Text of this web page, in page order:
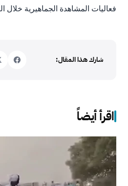
فعاليات المشاهدة الجماهيرية خلال
شارك هذا المقال:
اقرأ أيضاً